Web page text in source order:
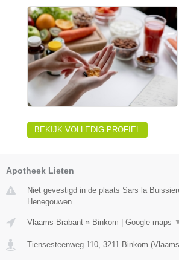
BEKIJK VOLLEDIG PROFIEL
Apotheek Lieten
Niet gevestigd in de plaats Sars la
Henegouwen.
Vlaams-Brabant » Binkom Google maps
Tiensesteenweg 110 3211 Binkom (